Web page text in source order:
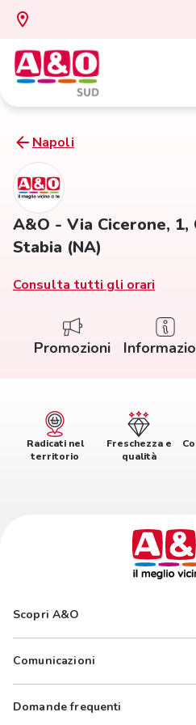
Napoli
A&O - Via Cicerone,
Stabia (NA)
Consulta tutti gli orari
Promozioni
Radicati nel
territorio
Freschezza e
qualità
Scopri A&O
Comunicazioni
Domande frequenti